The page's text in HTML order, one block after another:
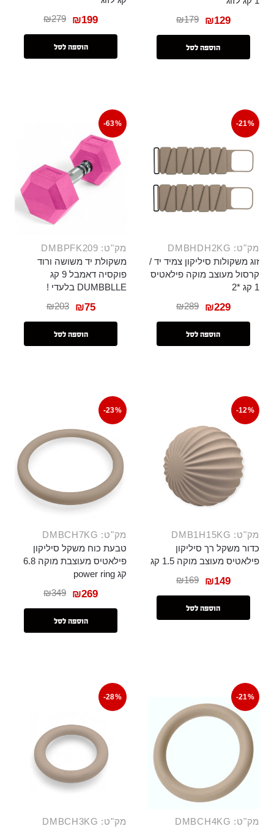
₪179 ₪129
הוספה לסל
₪279 ₪199
הוספה לסל
-21%
מק"ט: DMBHDH2KG
זוג משקולות סיליקון צמיד יד /
קרסול מעוצב מוקה פילאטיס
1 קג *2
₪289 ₪229
הוספה לסל
-63%
מק"ט: DMBPFK209
משקולת יד משושה ורוד
פוקסיה דאמבל 9 קג
DUMBBLLE בלעדי !
₪203 ₪75
הוספה לסל
-12%
מק"ט: DMB1H15KG
כדור משקל רך סיליקון
פילאטיס מעוצב מוקה 1.5 קג
₪169 ₪149
הוספה לסל
-23%
מק"ט: DMBCH7KG
טבעת כוח משקל סיליקון
פילאטיס מעוצבת מוקה 6.8
קג power ring
₪349 ₪269
הוספה לסל
-21%
מק"ט: DMBCH4KG
-28%
מק"ט: DMBCH3KG